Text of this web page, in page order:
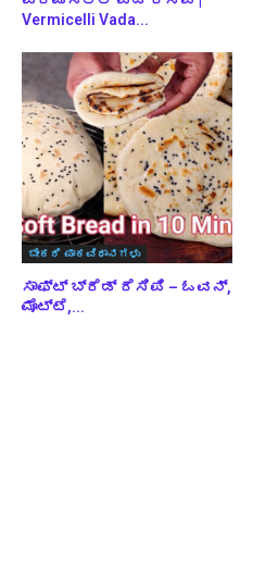
Vermicelli Vada...
ಬೇಕರಿ ಪಾಕವಿಧಾನಗಳು
ಸಾಫ್ಟ್ ಬ್ರೆಡ್ ರೆಸಿಪಿ – ಓವನ್,
ಮೊಟ್ಟೆ,...